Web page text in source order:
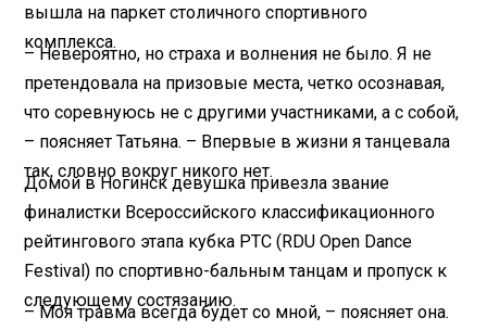
вышла на паркет столичного спортивного
комплекса.
– Невероятно, но страха и волнения не было. Я не
претендовала на призовые места, четко осознавая,
что соревнуюсь не с другими участниками, а с собой,
– поясняет Татьяна. – Впервые в жизни я танцевала
так, словно вокруг никого нет.
Домой в Ногинск девушка привезла звание
финалистки Всероссийского классификационного
рейтингового этапа кубка РТС (RDU Open Dance
Festival) по спортивно-бальным танцам и пропуск к
следующему состязанию.
– Моя травма всегда будет со мной, – поясняет она.